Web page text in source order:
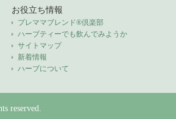
お役立ち情報
プレママブレンド®倶楽部
ハーブティーでも飲んでみようか
サイトマップ
新着情報
ハーブについて
reserved.